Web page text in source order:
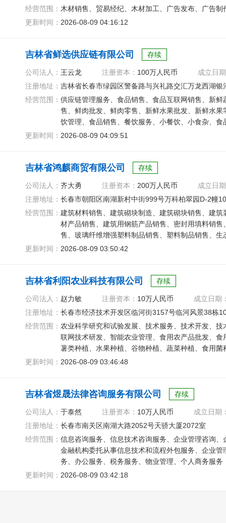
经营范围： 木材销售、贸易经纪、木材加工、广告发布、广告
更新时间： 2026-08-09 04:16:12
吉林省鲜选供应链有限公司 存续
公司法人： 王云龙 注册资本： 100万人民币
成立日
注册地址： 吉林省长春市绿园区警备路与兴礼路交汇万龙西湖银
经营范围： 供应链管理服务、食品销售、食品互联网销售、新
售、鲜肉批发、鲜肉零售、新鲜水果批发、新鲜水
饮管理、食品销售、餐饮服务、小餐饮、小食杂、
更新时间： 2026-08-09 04:09:51
吉林省鸿麒商贸有限公司 存续
公司法人： 齐大勇 注册资本： 200万人民币
成立日
注册地址： 长春市朝阳区南湖新村中街999号万科柏翠园D-2幢
经营范围： 建筑材料销售、建筑砌块制造、建筑砌块销售、建
材产品销售、建筑用钢筋产品销售、密封用填料销
售、玻璃纤维增强塑料制品销售、塑料制品销售、
构构件销售
更新时间： 2026-08-09 03:50:42
吉林省利阳农业科技有限公司 存续
公司法人： 赵力敏 注册资本： 10万人民币
成立日期
注册地址： 长春市经济技术开发区临河街3157号临河风景38栋
经营范围： 农业科学研究和试验发展、技术服务、技术开发、
联网技术研发、智能农业管理、食用农产品批发、
薯类种植、水果种植、谷物种植、蔬菜种植、食用
更新时间： 2026-08-09 03:46:48
吉林省煜晟法律咨询服务有限公司 存续
公司法人： 于泰然 注册资本： 10万人民币
成立日期
注册地址： 长春市南关区南湖大路2052号天骄大厦2072室
经营范围： 信息咨询服务、信息技术咨询服务、企业管理咨询
金融机构委托从事信息技术和流程外包服务、企业
务、办公服务、税务服务、物业管理、个人商务服务
更新时间： 2026-08-09 03:42:18